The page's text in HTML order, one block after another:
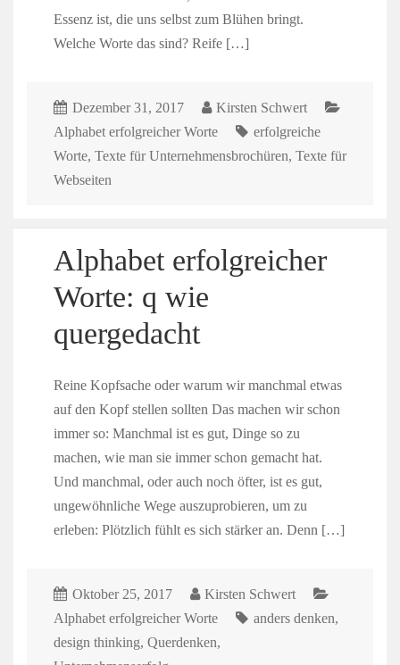
Essenz ist, die uns selbst zum Blühen bringt.
Welche Worte das sind? Reife […]
Dezember 31, 2017
Kirsten Schwert
Alphabet erfolgreicher Worte
erfolgreiche
Worte, Texte für Unternehmensbrochüren, Texte für
Webseiten
Alphabet erfolgreicher
Worte: q wie
quergedacht
Reine Kopfsache oder warum wir manchmal etwas
auf den Kopf stellen sollten Das machen wir schon
immer so: Manchmal ist es gut, Dinge so zu
machen, wie man sie immer schon gemacht hat.
Und manchmal, oder auch noch öfter, ist es gut,
ungewöhnliche Wege auszuprobieren, um zu
erleben: Plötzlich fühlt es sich stärker an. Denn […]
Oktober 25, 2017
Kirsten Schwert
Alphabet erfolgreicher Worte
anders denken,
design thinking, Querdenken,